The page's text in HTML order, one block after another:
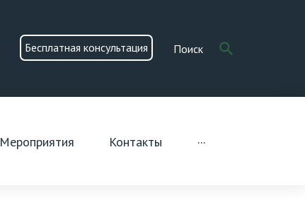
search
Бесплатная консультация
Мероприятия Контакты ···